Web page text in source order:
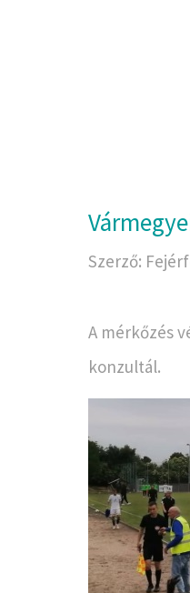
Szerző:
A mérkőzés
konzultál.